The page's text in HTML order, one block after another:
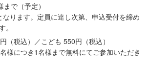
で（予定）
ります。定員に達し次第、申込受付を締め
。
（税込）／こども 550円（税込）
様につき1名様まで無料にてご参加いただき